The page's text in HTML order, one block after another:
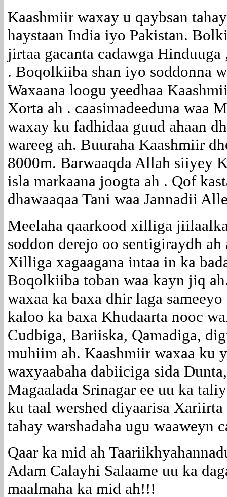
Kaashmiir waxay u qaybsan
haystaan India iyo Pakistan.
jirtaa gacanta cadawga Hinduuga
. Boqolkiiba shan iyo soddonna
Waxaana loogu yeedhaa
Xorta ah . caasimadeeduna waa
waxay ku fadhidaa guud ahaan
wareeg ah. Buuraha Kaashmiir
8000m. Barwaaqda Allah siiyey
isla markaana joogta ah . Qof
dhawaaqaa Tani waa Jannadii
Meelaha qaarkood xilliga
soddon derejo oo sentigiraydh ah
Xilliga xagaagana intaa in ka
Boqolkiiba toban waa kayn jiq
waxaa ka baxa dhir laga
kaloo ka baxa Khudaarta nooc
Cudbiga, Bariiska, Qamadiga,
muhiim ah. Kaashmiir waxaa ku
waxyaabaha dabiiciga sida
Magaalada Srinagar ee uu ka
ku taal wershed diyaarisa
tahay warshadaha ugu waaweyn
Qaar ka mid ah
Adam Calayhi Salaame uu ka
maalmaha ka mid ah!!!